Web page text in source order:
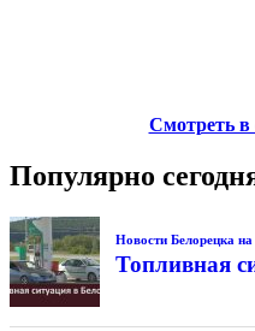
Смотреть в
Популярно
Новости Белорецка
Топливная